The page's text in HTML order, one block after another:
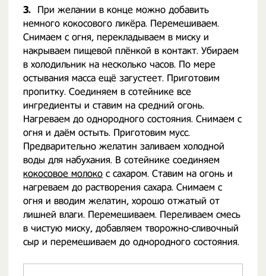
3.
При желании в конце можно добавить
немного кокосового ликёра. Перемешиваем.
Снимаем с огня, перекладываем в миску и
накрываем пищевой плёнкой в контакт. Убираем
в холодильник на несколько часов. По мере
остывания масса ещё загустеет. Приготовим
пропитку. Соединяем в сотейнике все
ингредиенты и ставим на средний огонь.
Нагреваем до однородного состояния. Снимаем с
огня и даём остыть. Приготовим мусс.
Предварительно желатин заливаем холодной
воды для набухания. В сотейнике соединяем
кокосовое молоко с сахаром. Ставим на огонь и
нагреваем до растворения сахара. Снимаем с
огня и вводим желатин, хорошо отжатый от
лишней влаги. Перемешиваем. Переливаем смесь
в чистую миску, добавляем творожно-сливочный
сыр и перемешиваем до однородного состояния.